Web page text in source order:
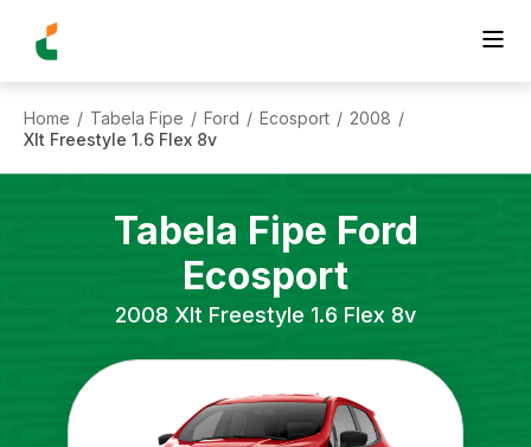
Home / Tabela Fipe / Ford / Ecosport / 2008 /
Xlt Freestyle 1.6 Flex 8v
Tabela Fipe Ford
Ecosport
2008 Xlt Freestyle 1.6 Flex 8v